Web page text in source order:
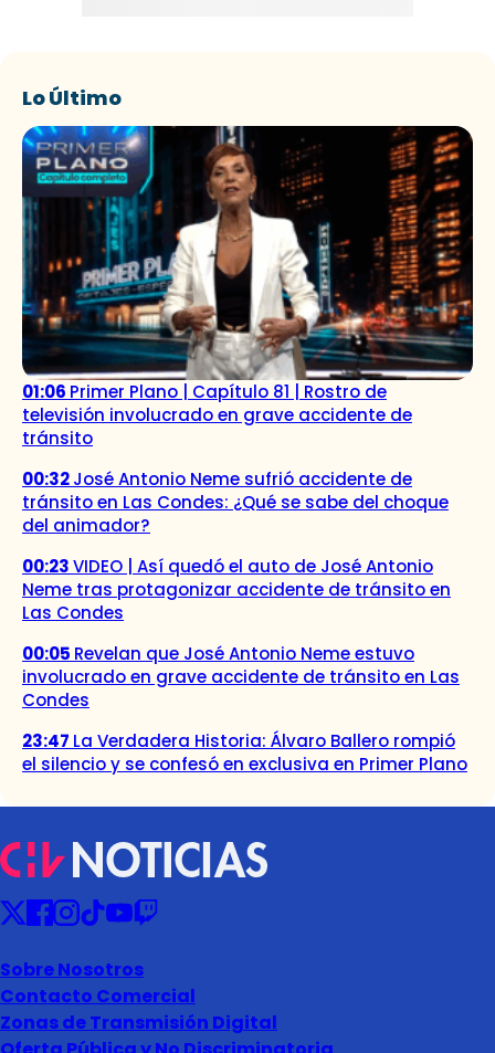
Lo Último
01:06 Primer Plano | Capítulo 81 | Rostro de
televisión involucrado en grave accidente de
tránsito
00:32José Antonio Neme sufrió accidente de
tránsito en Las Condes: ¿Qué se sabe del choque
del animador?
00:23VIDEO | Así quedó el auto de José Antonio
Neme tras protagonizar accidente de tránsito en
Las Condes
00:05 Revelan que José Antonio Neme estuvo
involucrado en grave accidente de tránsito en Las
Condes
23:47 La Verdadera Historia: Álvaro Ballero rompió
el silencio y se confesó en exclusiva en Primer Plano
Sobre Nosotros
Contacto Comercial
Zonas de Transmisión Digital